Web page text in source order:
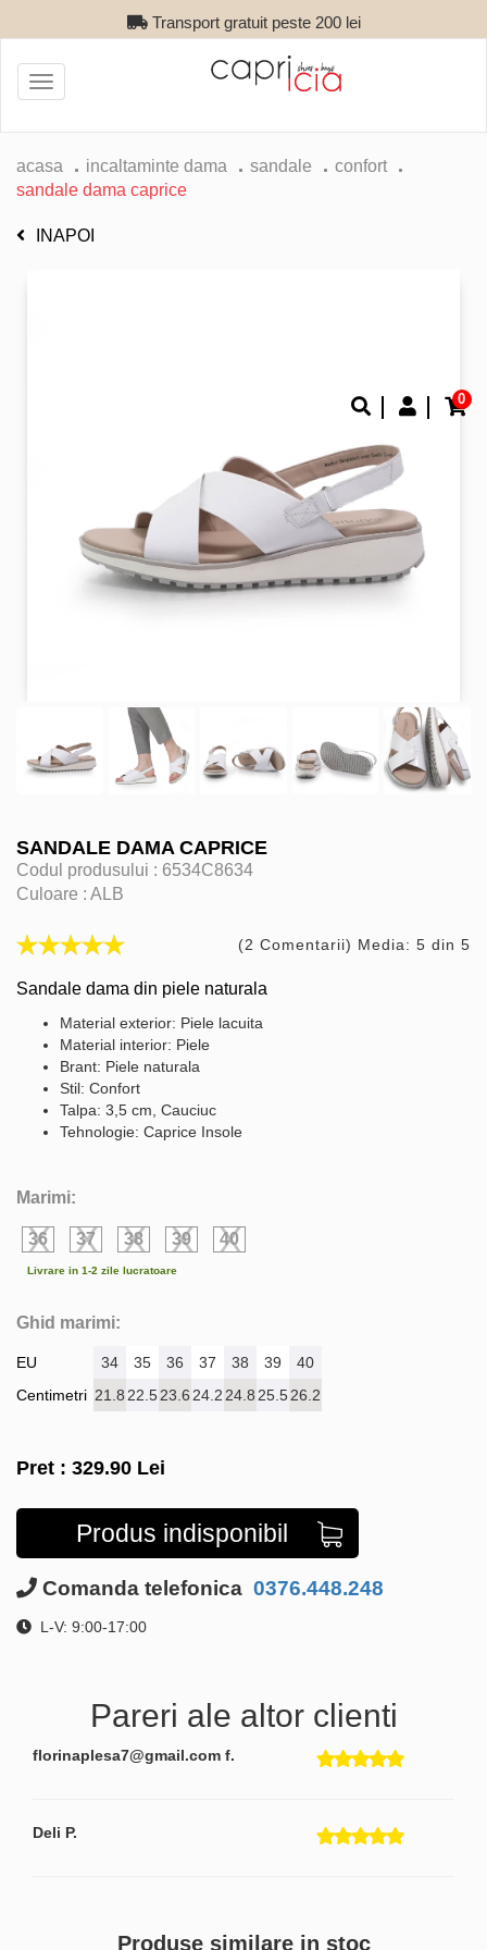
Transport gratuit peste 200 lei
0
Toggle
navigation
acasa incaltaminte dama sandale
confort
sandale dama caprice
INAPOI
SANDALE DAMA CAPRICE
Codul produsului : 6534C8634
Culoare : ALB
(2 Comentarii) Media: 5 din 5
Sandale dama din piele naturala
Material exterior: Piele lacuita
Material interior: Piele
Brant: Piele naturala
Stil: Confort
Talpa: 3,5 cm, Cauciuc
Tehnologie: Caprice Insole
Marimi:
36 37 38 39 40
Livrare in 1-2 zile lucratoare
Ghid marimi:
EU
Centimetri
34 35 36 37 38 39
40
21.8 22.523.6 24.2 24.8 25.526.2
Pret : 329.90 Lei
Produs indisponibil
Comanda telefonica 0376.448.248
L-V: 9:00-17:00
Pareri ale altor clienti
florinaplesa7@gmail.com f.
Deli P.
Produse similare in stoc